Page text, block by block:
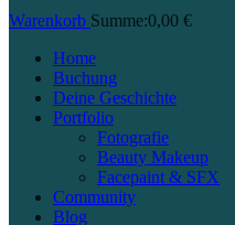
Warenkorb Summe:0,00 €
Home
Buchung
Deine Geschichte
Portfolio
Fotografie
Beauty Makeup
Facepaint & SFX
Community
Blog